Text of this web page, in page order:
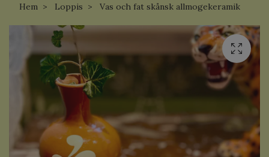
Hem Loppis Vas och fat skånsk allmogekeramik